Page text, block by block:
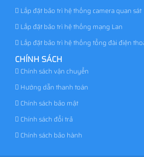
Lắp đặt hệ thống Access Control - Kiểm
Lắp đặt bảo trì hệ thống camera quan sát
Lắp đặt bảo trì hệ thống mạng Lan
Lắp đặt bảo trì hệ thống tổng đài điện thoại
CHÍNH SÁCH
Chính sách vận chuyển
Hướng dẫn thanh toán
Chính sách bảo mật
Chính sách đổi trả